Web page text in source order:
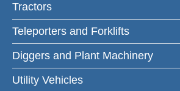
Tractors
Teleporters and Forklifts
Diggers and Plant Machinery
Utility Vehicles